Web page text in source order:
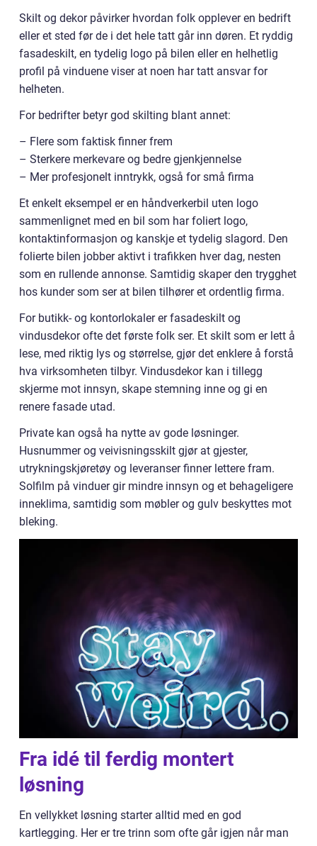
Skilt og dekor påvirker hvordan folk opplever en bedrift
eller et sted før de i det hele tatt går inn døren. Et ryddig
fasadeskilt, en tydelig logo på bilen eller en helhetlig
profil på vinduene viser at noen har tatt ansvar for
helheten.
For bedrifter betyr god skilting blant annet:
– Flere som faktisk finner frem
– Sterkere merkevare og bedre gjenkjennelse
– Mer profesjonelt inntrykk, også for små firma
Et enkelt eksempel er en håndverkerbil uten logo
sammenlignet med en bil som har foliert logo,
kontaktinformasjon og kanskje et tydelig slagord. Den
folierte bilen jobber aktivt i trafikken hver dag, nesten
som en rullende annonse. Samtidig skaper den trygghet
hos kunder som ser at bilen tilhører et ordentlig firma.
For butikk- og kontorlokaler er fasadeskilt og
vindusdekor ofte det første folk ser. Et skilt som er lett å
lese, med riktig lys og størrelse, gjør det enklere å forstå
hva virksomheten tilbyr. Vindusdekor kan i tillegg
skjerme mot innsyn, skape stemning inne og gi en
renere fasade utad.
Private kan også ha nytte av gode løsninger.
Husnummer og veivisningsskilt gjør at gjester,
utrykningskjøretøy og leveranser finner lettere fram.
Solfilm på vinduer gir mindre innsyn og et behageligere
inneklima, samtidig som møbler og gulv beskyttes mot
bleking.
Fra idé til ferdig montert
løsning
En vellykket løsning starter alltid med en god
kartlegging. Her er tre trinn som ofte går igjen når man